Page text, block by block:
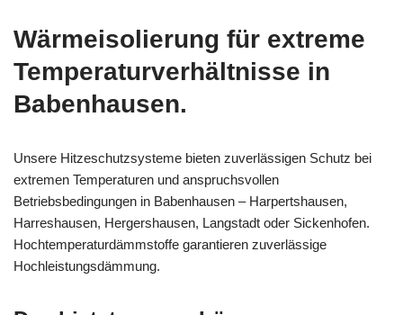
Wärmeisolierung für extreme
Temperaturverhältnisse in
Babenhausen.
Unsere Hitzeschutzsysteme bieten zuverlässigen Schutz bei
extremen Temperaturen und anspruchsvollen
Betriebsbedingungen in Babenhausen – Harpertshausen,
Harreshausen, Hergershausen, Langstadt oder Sickenhofen.
Hochtemperaturdämmstoffe garantieren zuverlässige
Hochleistungsdämmung.